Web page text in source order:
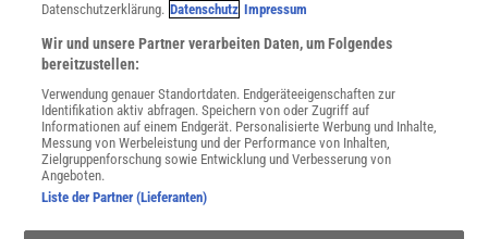
Datenschutzerklärung. Datenschutz Impressum
Wir und unsere Partner verarbeiten Daten, um Folgendes
bereitzustellen:
Verwendung genauer Standortdaten. Endgeräteeigenschaften zur
Identifikation aktiv abfragen. Speichern von oder Zugriff auf
Informationen auf einem Endgerät. Personalisierte Werbung und Inhalte,
Messung von Werbeleistung und der Performance von Inhalten,
Zielgruppenforschung sowie Entwicklung und Verbesserung von
Angeboten.
Liste der Partner (Lieferanten)